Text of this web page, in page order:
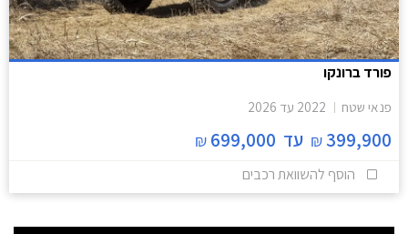
פורד ברונקו
פנאי שטח 2022 עד 2026
399,900
₪ עד 699,000
₪
הוסף להשוואת רכבים